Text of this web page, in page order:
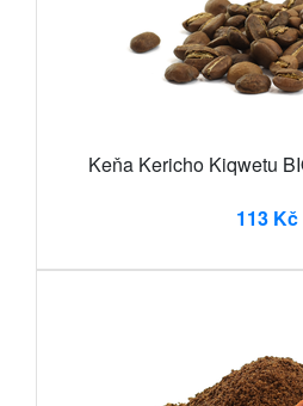
Keňa Kericho Kiqwetu
113 Kč